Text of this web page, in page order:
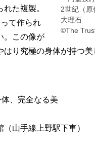
2世紀（
大理石
©The
た複製。
て作られ
。この像が
り究極の身体が持つ美
、完全なる美
山手線上野駅下車）